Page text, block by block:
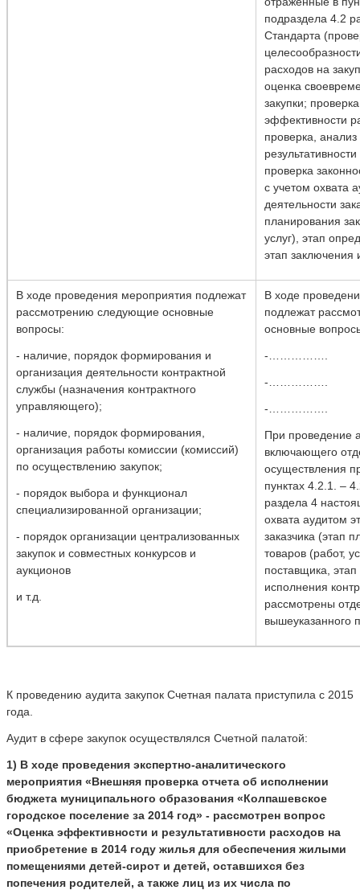
подраздела 4.2
Стандарта
расходов на
оценка
закупки;
эффективности
проверка,
проверка
с учетом охвата
деятельности
планирования
услуг), этап
этап заключения
В ходе проведения мероприятия подлежат
рассмотрению следующие основные
вопросы:
- наличие, порядок формирования и
организация деятельности контрактной
службы (назначения контрактного
управляющего);
- наличие, порядок формирования,
организация работы комиссии (комиссий)
по осуществлению закупок;
- порядок выбора и функционал
специализированной организации;
- порядок организации централизованных
закупок и совместных конкурсов и
аукционов
и т.д.
В ходе
подлежат
основные
-…………….
-…………….
-…………….
При проведение
включающего
осуществления
пунктах 4.2.1. –
раздела 4
охвата аудитом
заказчика (этап
товаров (работ,
поставщика,
исполнения
рассмотрены
вышеуказанного
К проведению аудита закупок Счетная палата приступила с 2015
года.
Аудит в сфере закупок осуществлялся Счетной палатой:
1) В ходе проведения экспертно-аналитического
мероприятия «Внешняя проверка отчета об исполнении
бюджета муниципального образования «Колпашевское
городское поселение за 2014 год» - рассмотрен вопрос
«Оценка эффективности и результативности расходов на
приобретение в 2014 году жилья для обеспечения жилыми
помещениями детей-сирот и детей, оставшихся без
попечения родителей, а также лиц из их числа по